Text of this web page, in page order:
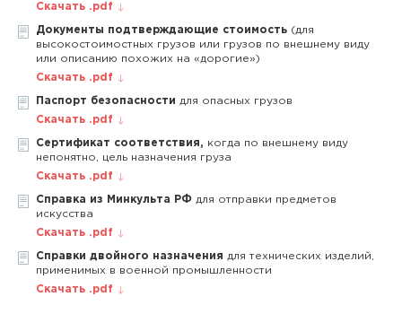
Скачать .pdf
Документы подтверждающие стоимость (для
высокостоимостных грузов или грузов по внешнему виду
или описанию похожих на «дорогие»)
Скачать .pdf
Паспорт безопасности для опасных грузов
Скачать .pdf
Сертификат соответствия, когда по внешнему виду
непонятно, цель назначения груза
Скачать .pdf
Справка из Минкульта РФ для отправки предметов
искусства
Скачать .pdf
Справки двойного назначения для технических изделий,
применимых в военной промышленности
Скачать .pdf